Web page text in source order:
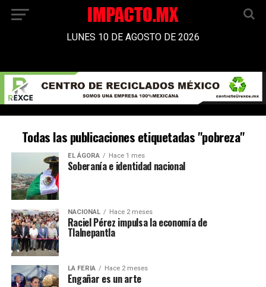
LUNES 10 DE AGOSTO DE 2026
Todas las publicaciones etiquetadas "pobreza"
EL ÁGORA Hace 1 mes
Soberanía e identidad nacional
NACIONAL Hace 2 meses
Raciel Pérez impulsa la economía de
Tlalnepantla
LA FERIA Hace 2 meses
Engañar es un arte